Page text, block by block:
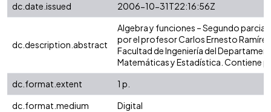
dc.date.issued
2006-10-31T22:16:56Z
dc.description.abstract
Algebra y funciones – Segundo
por el profesor Carlos Ernesto Ramírez
Facultad de Ingeniería del
Matemáticas y Estadística. Contiene
dc.format.extent
1 p.
dc.format.medium
Digital